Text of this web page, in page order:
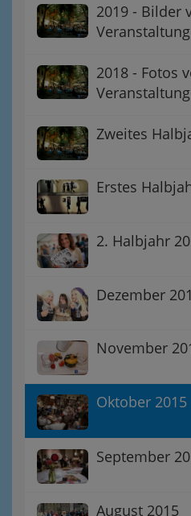
2019 - Bilder
2018 - Fotos
Zweites
Erstes
2. Halbjahr
Dezember
November
Oktober 2015
September
August 2015